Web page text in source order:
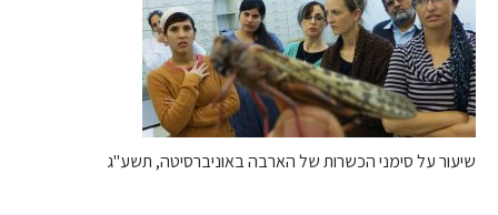
שיעור על סימני הכשרות של הארבה באוניברסיטה, תשע"ג